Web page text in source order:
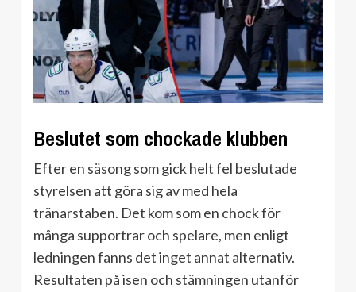
Beslutet som chockade klubben
Efter en säsong som gick helt fel beslutade
styrelsen att göra sig av med hela
tränarstaben. Det kom som en chock för
många supportrar och spelare, men enligt
ledningen fanns det inget annat alternativ.
Resultaten på isen och stämningen utanför